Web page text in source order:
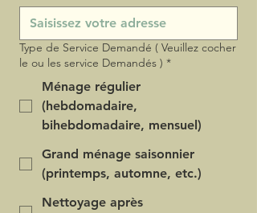
Type de Service Demandé ( Veuillez cocher
le ou les service Demandés ) *
Ménage régulier
(hebdomadaire,
bihebdomadaire, mensuel)
Grand ménage saisonnier
(printemps, automne, etc.)
Nettoyage après